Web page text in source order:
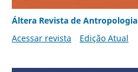
Áltera Revista de Antropologia
Acessar revista
Edição Atual